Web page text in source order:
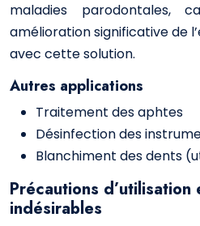
maladies
amélioration significative de
avec cette solution.
Autres applications
Traitement des aphtes
Désinfection des
Blanchiment des dents
Précautions
indésirables